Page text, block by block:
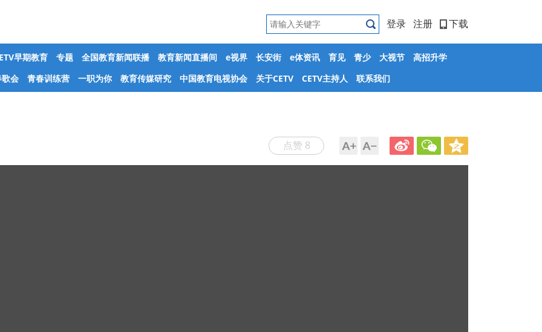
登录 注册 下载
早期教育 专题 全国教育新闻联播 教育新闻直播间 e视界 长安街 e体资讯 育见 青少 大视节
高招升学
会
青春训练营 一职为你 教育传媒研究 中国教育电视协会 关于CETV CETV主持人 联系我们
点赞 8